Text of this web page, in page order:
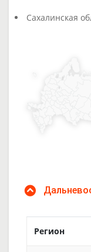
Сахалинская
Регион